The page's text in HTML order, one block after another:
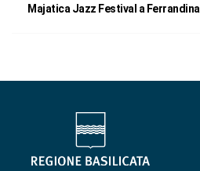
Majatica Jazz Festival a Ferrandina